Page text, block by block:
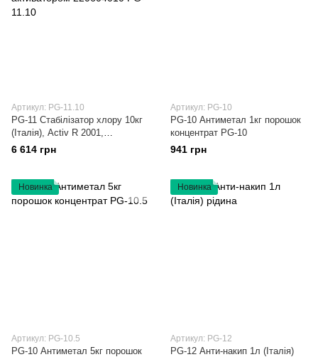
Артикул: PG-11.10
PG-11 Стабілізатор хлору 10кг
(Італія), Activ R 2001,
цианурова кислота з
активатором 220604010 PG-
6 614 грн
Артикул: PG-10
PG-10 Антиметал 1кг порошок
концентрат PG-10
941 грн
Новинка
Артикул: PG-10.5
PG-10 Антиметал 5кг порошок
Новинка
Артикул: PG-12
PG-12 Анти-накип 1л (Італія)